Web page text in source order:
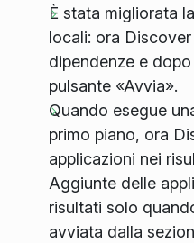
È stata migliorata
locali: ora
dipendenze e
pulsante «Avvia».
Quando esegue
primo piano, ora
applicazioni nei
Aggiunte delle
risultati solo
avviata dalla